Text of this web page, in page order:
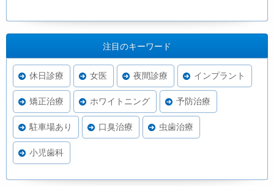
注目のキーワード
休日診療 女医 夜間診療 インプラント
矯正治療 ホワイトニング 予防治療
駐車場あり 口臭治療 虫歯治療
小児歯科